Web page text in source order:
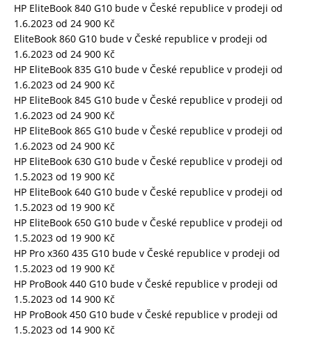
HP EliteBook 840 G10 bude v České republice v prodeji od
1.6.2023 od 24 900 Kč
EliteBook 860 G10 bude v České republice v prodeji od
1.6.2023 od 24 900 Kč
HP EliteBook 835 G10 bude v České republice v prodeji od
1.6.2023 od 24 900 Kč
HP EliteBook 845 G10 bude v České republice v prodeji od
1.6.2023 od 24 900 Kč
HP EliteBook 865 G10 bude v České republice v prodeji od
1.6.2023 od 24 900 Kč
HP EliteBook 630 G10 bude v České republice v prodeji od
1.5.2023 od 19 900 Kč
HP EliteBook 640 G10 bude v České republice v prodeji od
1.5.2023 od 19 900 Kč
HP EliteBook 650 G10 bude v České republice v prodeji od
1.5.2023 od 19 900 Kč
HP Pro x360 435 G10 bude v České republice v prodeji od
1.5.2023 od 19 900 Kč
HP ProBook 440 G10 bude v České republice v prodeji od
1.5.2023 od 14 900 Kč
HP ProBook 450 G10 bude v České republice v prodeji od
1.5.2023 od 14 900 Kč